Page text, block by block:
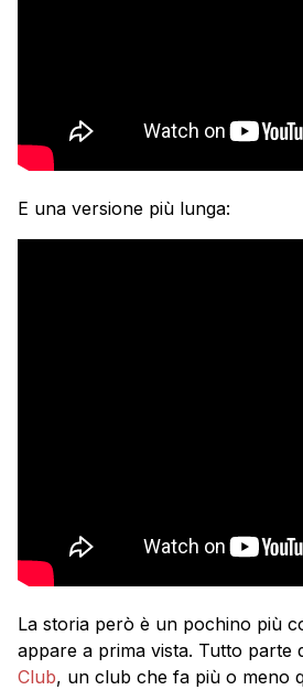
E una versione più lunga:
La storia però è un pochino più
appare a prima vista. Tutto parte
Club, un club che fa più o meno